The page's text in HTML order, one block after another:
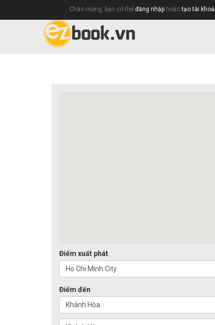
Chào mừng, bạn có thể đăng nhập hoặctạo tài
Điểm xuất phát
Điểm đến